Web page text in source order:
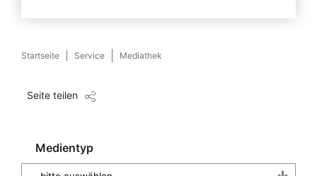
Startseite Service Mediathek
Seite teilen
Medientyp